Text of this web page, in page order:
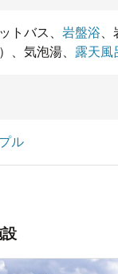
売機で。
トバス 岩盤浴
気泡湯 露天風
ル